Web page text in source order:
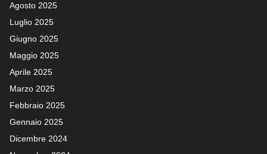
Agosto 2025
Luglio 2025
Giugno 2025
Maggio 2025
Aprile 2025
Marzo 2025
Febbraio 2025
Gennaio 2025
Dicembre 2024